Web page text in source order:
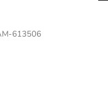
613506